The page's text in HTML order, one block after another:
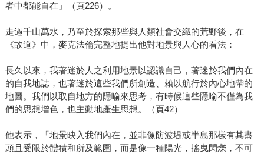
者中都能自在」（頁226）。
走過千山萬水，乃至於探索那些與人類社會交織的荒野後，在
《故道》中，麥克法倫完整地提出他對地景與人心的看法：
長久以來，我著迷於人之利用地景以認識自己，著迷於我們內在
的自我地誌，也著迷於這些我們所創造、賴以航行於內心地帶的
地圖。我們以取自地方的隱喻來思考，有時候這些隱喻不僅為我
們的思想增色，也主動地產生思想。（頁42）
他表示，「地景映入我們內在，並非像防波堤或半島那樣有其盡
頭且受限於體積和所及範圍，而是像一種陽光，搖曳閃爍，不可